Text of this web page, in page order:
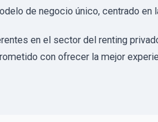
de negocio único, centrado
en el sector del renting
con ofrecer la mejor